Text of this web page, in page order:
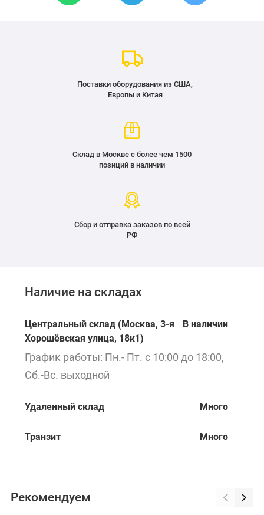
Поставки оборудования из США,
Европы и Китая
Склад в Москве с более чем 1500
позиций в наличии
Сбор и отправка заказов по всей
РФ
Наличие на складах
Центральный склад (Москва, 3-я
Хорошёвская улица, 18к1)
В наличии
График работы: Пн.- Пт. с 10:00 до 18:00,
Сб.-Вс. выходной
Удаленный склад Много
Транзит Много
Рекомендуем